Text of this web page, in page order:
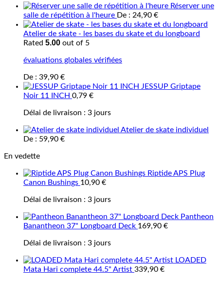
Réserver une
salle de répétition à l'heure De : 24,90 €
Atelier de skate - les bases du skate et du longboard
Rated 5.00 out of 5
évaluations globales vérifiées
De : 39,90 €
JESSUP Griptape
Noir 11 INCH 0,79 €
Délai de livraison : 3 jours
Atelier de skate individuel
De : 59,90 €
En vedette
Riptide APS Plug
Canon Bushings 10,90 €
Délai de livraison : 3 jours
Pantheon
Banantheon 37" Longboard Deck 169,90 €
Délai de livraison : 3 jours
LOADED
Mata Hari complete 44.5" Artist 339,90 €